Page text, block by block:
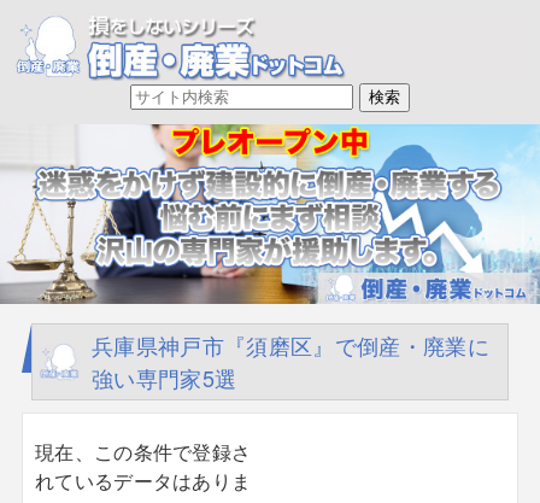
兵庫県神戸市『須磨区』で倒産・廃業に
強い専門家5選
現在、この条件で登録さ
れているデータはありま